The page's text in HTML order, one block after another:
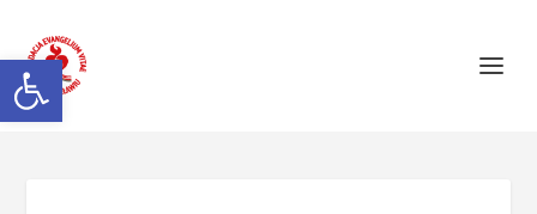
Otwórz pasek narzędzi